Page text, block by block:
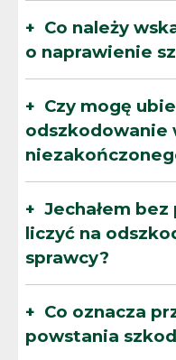
Co należy
o naprawienie
Czy mogę
odszkodowanie
Jechałem bez
liczyć na
sprawcy?
Co oznacza
powstania